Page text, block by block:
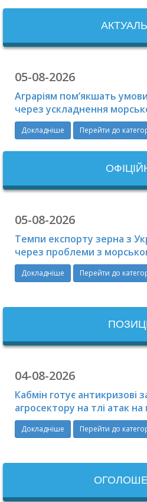
05-08-2026
Аграріям пом’якшать
через ускладнення
Докладніше Перейти до
05-08-2026
Темпи експорту зерна з
через проблеми з
Докладніше Перейти до
04-08-2026
Кабмін готує антикризові
агросектору на тлі атак
Докладніше Перейти до